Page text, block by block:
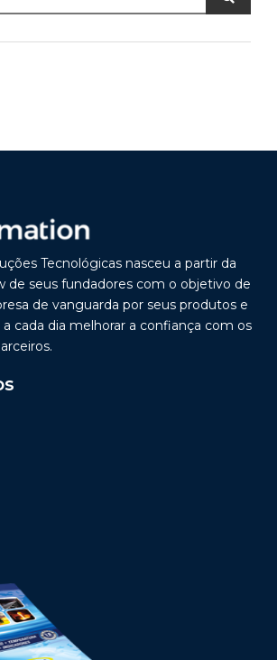
Tecnológicas nasceu a partir da
de seus fundadores com o objetivo de
de vanguarda por seus produtos e
cada dia melhorar a confiança com os